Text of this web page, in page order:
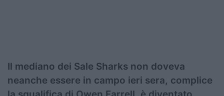
Il mediano dei Sale Sharks non doveva
neanche essere in campo ieri sera, complice